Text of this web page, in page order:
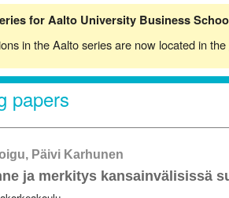
for Aalto University Business
in the Aalto series are now located in the
papers
Päivi Karhunen
ja merkitys kansainvälisissä